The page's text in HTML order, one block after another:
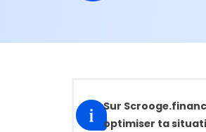
Sur
optimiser ta